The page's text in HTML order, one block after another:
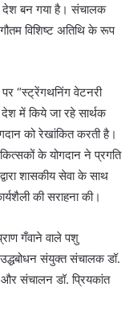
देश बन गया है। संचालक
विशिष्ट अतिथि के रूप
“स्ट्रेंगथनिंग वेटनरी
में किये जा रहे सार्थक
को रेखांकित करती है।
के योगदान ने प्रगति
शासकीय सेवा के साथ
की सराहना की।
गँवाने वाले पशु
उद्धबोधन संयुक्त संचालक डॉ.
संचालन डॉ. प्रियकांत